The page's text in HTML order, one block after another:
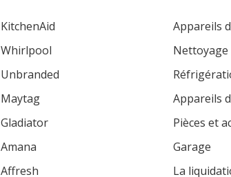
KitchenAid
Whirlpool
Unbranded
Maytag
Gladiator
Amana
Affresh
Appareils
Nettoyage
Appareils
Pièces et
Garage
La